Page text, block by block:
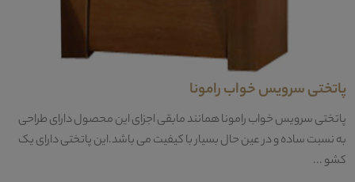
پاتختی سرویس خواب رامونا
پاتختی سرویس خواب رامونا همانند مابقی اجزای این محصول دارای طراحی
به نسبت ساده و در عین حال بسیار با کیفیت می باشد.این پاتختی دارای یک
کشو ...